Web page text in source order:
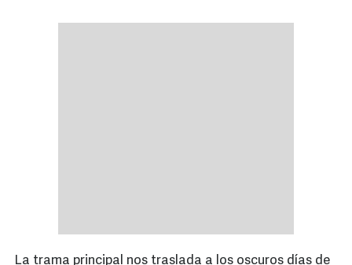
La trama principal nos traslada a los oscuros días de